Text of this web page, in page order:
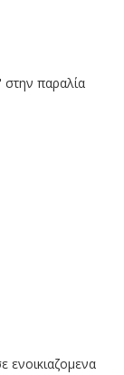
στην παραλία
ενοικιαζομενα